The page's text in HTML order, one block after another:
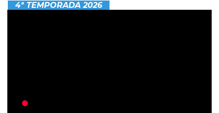
4ª TEMPORADA 2026